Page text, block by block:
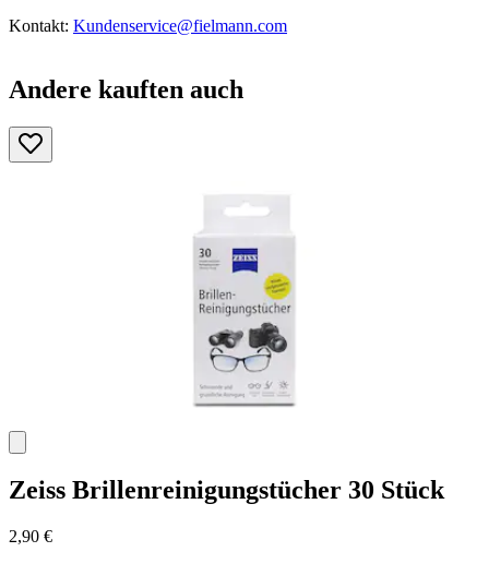
Kontakt: Kundenservice@fielmann.com
Andere kauften auch
Zeiss Brillenreinigungstücher 30 Stück
2,90 €